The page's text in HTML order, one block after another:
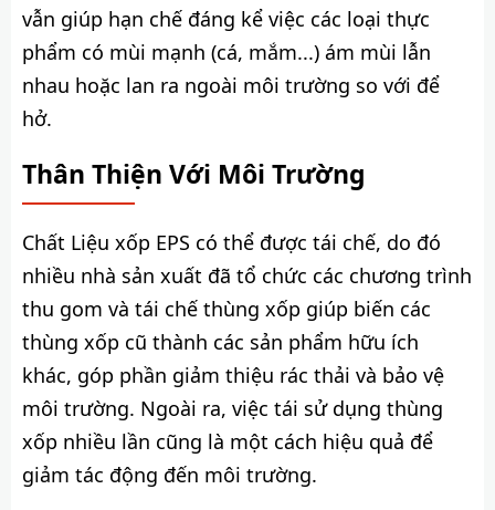
vẫn giúp hạn chế đáng kể việc các loại thực
phẩm có mùi mạnh (cá, mắm...) ám mùi lẫn
nhau hoặc lan ra ngoài môi trường so với để
hở.
Thân Thiện Với Môi Trường
Chất Liệu xốp EPS có thể được tái chế, do đó
nhiều nhà sản xuất đã tổ chức các chương trình
thu gom và tái chế thùng xốp giúp biến các
thùng xốp cũ thành các sản phẩm hữu ích
khác, góp phần giảm thiệu rác thải và bảo vệ
môi trường. Ngoài ra, việc tái sử dụng thùng
xốp nhiều lần cũng là một cách hiệu quả để
giảm tác động đến môi trường.